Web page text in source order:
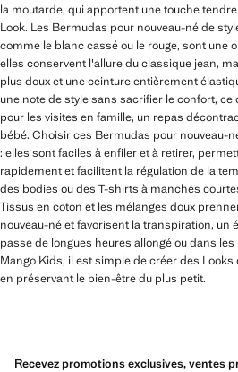
la moutarde, qui apportent une touche
Look. Les Bermudas pour nouveau-né de
comme le blanc cassé ou le rouge, sont une
elles conservent l'allure du classique jean,
plus doux et une ceinture entièrement
une note de style sans sacrifier le confort, ce
pour les visites en famille, un repas
bébé. Choisir ces Bermudas pour nouveau-
: elles sont faciles à enfiler et à retirer,
rapidement et facilitent la régulation de la
des bodies ou des T-shirts à manches
Tissus en coton et les mélanges doux
nouveau-né et favorisent la transpiration, un
passe de longues heures allongé ou dans
Mango Kids, il est simple de créer des
en préservant le bien-être du plus petit.
Recevez promotions exclusives, ventes